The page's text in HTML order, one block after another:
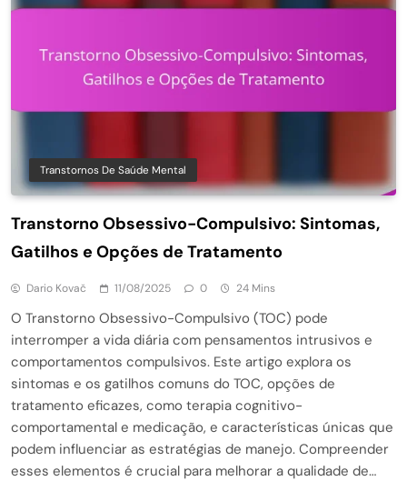
Transtornos De Saúde Mental
Transtorno Obsessivo-Compulsivo: Sintomas,
Gatilhos e Opções de Tratamento
Dario Kovač 11/08/2025 0 24 Mins
O Transtorno Obsessivo-Compulsivo (TOC) pode
interromper a vida diária com pensamentos intrusivos e
comportamentos compulsivos. Este artigo explora os
sintomas e os gatilhos comuns do TOC, opções de
tratamento eficazes, como terapia cognitivo-
comportamental e medicação, e características únicas que
podem influenciar as estratégias de manejo. Compreender
esses elementos é crucial para melhorar a qualidade de…